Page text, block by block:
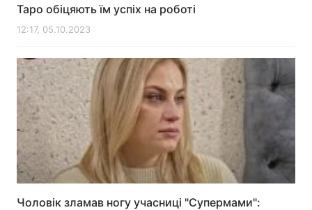
Таро обіцяють їм успіх на роботі
12:17, 05.10.2023
Чоловік зламав ногу учасниці "Супермами":